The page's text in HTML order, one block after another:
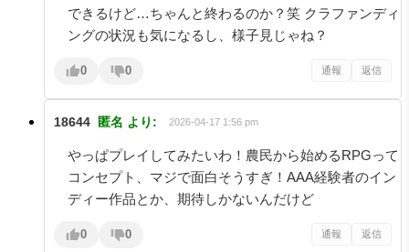
できるけど…ちゃんと終わるのか？笑 クラファンディ
ングの状況も気になるし、様子見じゃね？
0 0 通報 返信
18644 匿名 より: 2026-04-17 1:56 pm
やっぱプレイしてみたいわ！農民から始めるRPGって
コンセプト、マジで面白そうすぎ！AAA経験者のイン
ディー作品とか、期待しかないんだけど
0 0 通報 返信